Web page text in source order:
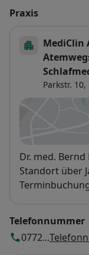
Praxis
MediClin
Parkstr. 10,
Dr. med.
Standort über
Telefonnummer
0772...